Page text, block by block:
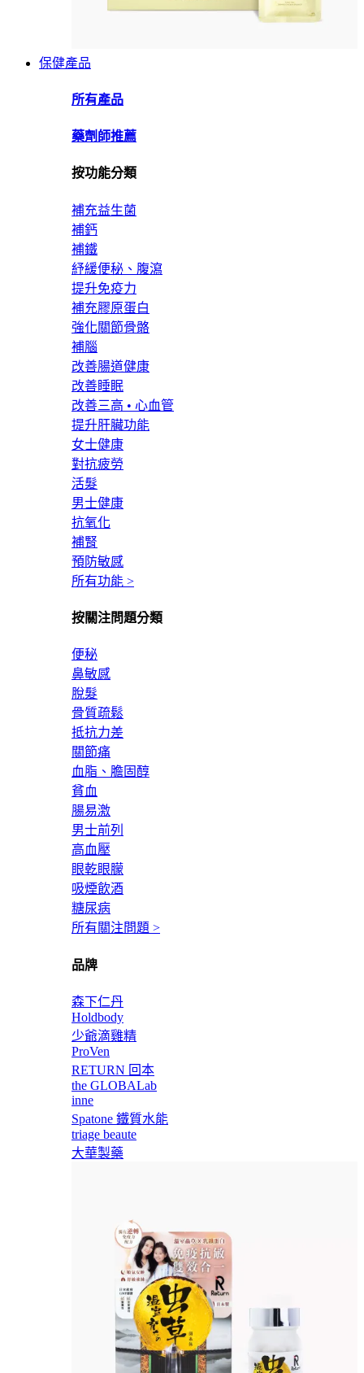
保健產品
所有產品
藥劑師推薦
按功能分類
補充益生菌
補鈣
補鐵
紓緩便秘、腹瀉
提升免疫力
補充膠原蛋白
強化關節骨骼
補腦
改善腸道健康
改善睡眠
改善三高 • 心血管
提升肝臟功能
女士健康
對抗疲勞
活髮
男士健康
抗氧化
補腎
預防敏感
所有功能 >
按關注問題分類
便秘
鼻敏感
脫髮
骨質疏鬆
抵抗力差
關節痛
血脂、膽固醇
貧血
腸易激
男士前列
高血壓
眼乾眼朦
吸煙飲酒
糖尿病
所有關注問題 >
品牌
森下仁丹
Holdbody
少爺滴雞精
ProVen
RETURN 回本
the GLOBALab
inne
Spatone 鐵質水能
triage beaute
大華製藥